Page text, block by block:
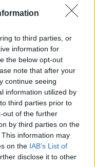
to third parties, or
information for
the below opt-out
note that after your
continue seeing
information utilized by
third parties prior to
out of the further
by third parties on the
This information may
on the IAB’s List of
disclose it to other
βραβείο
στην
του
Σόνια και
μεταξύ των
Χαβιέρ